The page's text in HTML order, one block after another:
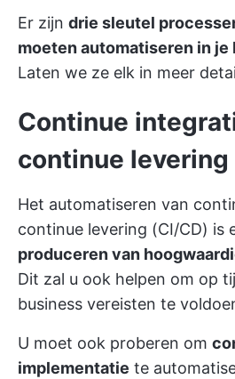
Er zijn drie sleutel
moeten automatiseren in je
Laten we ze elk in meer
Continue
continue levering
Het automatiseren van
continue levering (CI/CD) is
produceren van
Dit zal u ook helpen om op
business vereisten te
U moet ook proberen om
implementatie te